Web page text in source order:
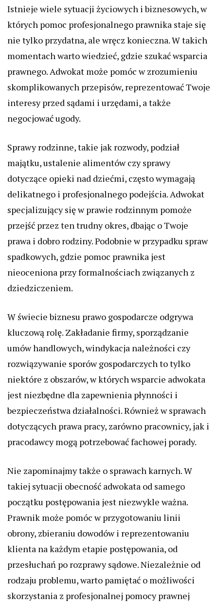
Istnieje wiele sytuacji życiowych i biznesowych, w
których pomoc profesjonalnego prawnika staje się
nie tylko przydatna, ale wręcz konieczna. W takich
momentach warto wiedzieć, gdzie szukać wsparcia
prawnego. Adwokat może pomóc w zrozumieniu
skomplikowanych przepisów, reprezentować Twoje
interesy przed sądami i urzędami, a także
negocjować ugody.
Sprawy rodzinne, takie jak rozwody, podział
majątku, ustalenie alimentów czy sprawy
dotyczące opieki nad dziećmi, często wymagają
delikatnego i profesjonalnego podejścia. Adwokat
specjalizujący się w prawie rodzinnym pomoże
przejść przez ten trudny okres, dbając o Twoje
prawa i dobro rodziny. Podobnie w przypadku spraw
spadkowych, gdzie pomoc prawnika jest
nieoceniona przy formalnościach związanych z
dziedziczeniem.
W świecie biznesu prawo gospodarcze odgrywa
kluczową rolę. Zakładanie firmy, sporządzanie
umów handlowych, windykacja należności czy
rozwiązywanie sporów gospodarczych to tylko
niektóre z obszarów, w których wsparcie adwokata
jest niezbędne dla zapewnienia płynności i
bezpieczeństwa działalności. Również w sprawach
dotyczących prawa pracy, zarówno pracownicy, jak i
pracodawcy mogą potrzebować fachowej porady.
Nie zapominajmy także o sprawach karnych. W
takiej sytuacji obecność adwokata od samego
początku postępowania jest niezwykle ważna.
Prawnik może pomóc w przygotowaniu linii
obrony, zbieraniu dowodów i reprezentowaniu
klienta na każdym etapie postępowania, od
przesłuchań po rozprawy sądowe. Niezależnie od
rodzaju problemu, warto pamiętać o możliwości
skorzystania z profesjonalnej pomocy prawnej